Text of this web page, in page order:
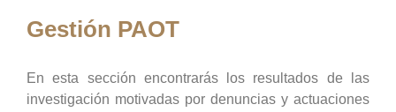
Gestión PAOT
En esta sección encontrarás los resultados de las
investigación motivadas por denuncias y actuaciones